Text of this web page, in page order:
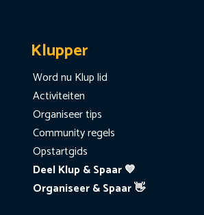
Klupper
Word nu Klup lid
Activiteiten
Organiseer tips
Community regels
Opstartgids
Deel Klup & Spaar 💙
Organiseer & Spaar 👋